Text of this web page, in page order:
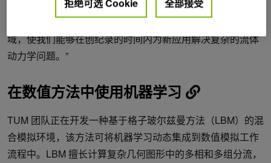
架中，我们实现了性能提升，与传统的 CFD 方法相比，速
度提升了几个数量级。这一混合方法正在彻底改变这一领
域，使我们能够在创纪录的时间内为新应用解决复杂的流体
动力学问题。”
在数值方法中使用机器学习
TUM 团队正在开发一种基于格子玻尔兹曼方法（LBM）的混
合模拟环境，该方法可将机器学习动态集成到数值模拟工作
流程中。LBM 擅长计算复杂几何图形中的多相和多组分流，
拒绝可选 Cookie 全部接受